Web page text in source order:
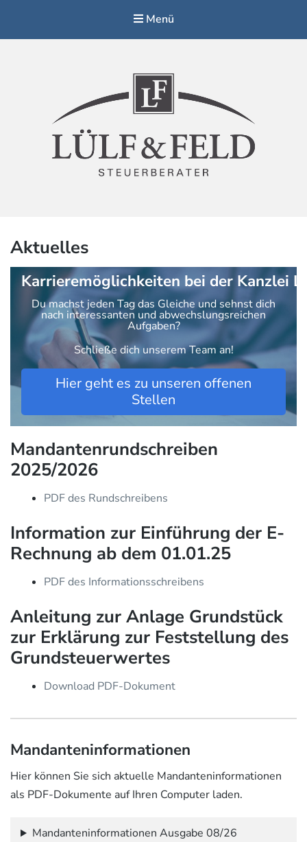
Menü
Aktuelles
Karrieremöglichkeiten bei der Kanzlei
Du machst jeden Tag das Gleiche und sehnst dich
nach interessanten und abwechslungsreichen
Aufgaben?
Schließe dich unserem Team an!
Hier geht es zu unseren offenen
Stellen
Mandantenrundschreiben
2025/2026
PDF des Rundschreibens
Information zur Einführung der E-
Rechnung ab dem 01.01.25
PDF des Informationsschreibens
Anleitung zur Anlage Grundstück
zur Erklärung zur Feststellung des
Grundsteuerwertes
Download PDF-Dokument
Mandanteninformationen
Hier können Sie sich aktuelle Mandanteninformationen
als PDF-Dokumente auf Ihren Computer laden.
Mandanteninformationen Ausgabe 08/26